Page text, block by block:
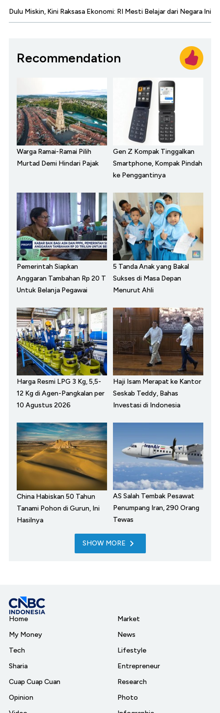
Dulu Miskin, Kini Raksasa Ekonomi: RI Mesti Belajar dari Negara Ini
Recommendation
Warga Ramai-Ramai Pilih
Murtad Demi Hindari Pajak
Gen Z Kompak Tinggalkan
Smartphone, Kompak Pindah
ke Penggantinya
Pemerintah Siapkan
Anggaran Tambahan Rp 20 T
Untuk Belanja Pegawai
5 Tanda Anak yang Bakal
Sukses di Masa Depan
Menurut Ahli
Harga Resmi LPG 3 Kg, 5,5-
12 Kg di Agen-Pangkalan per
10 Agustus 2026
Haji Isam Merapat ke Kantor
Seskab Teddy, Bahas
Investasi di Indonesia
China Habiskan 50 Tahun
Tanami Pohon di Gurun, Ini
Hasilnya
AS Salah Tembak Pesawat
Penumpang Iran, 290 Orang
Tewas
SHOW MORE
Home
My Money
Tech
Sharia
Cuap Cuap Cuan
Opinion
Market
News
Lifestyle
Entrepreneur
Research
Photo